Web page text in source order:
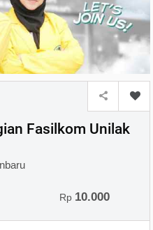
Fasilkom Unilak
Rp 10.000